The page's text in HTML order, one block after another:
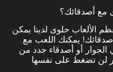
مع أصدقائك؟
الألعاب حلوى لدينا يمكن
يمكنك اللعب مع
أو أصدقاء جدد من
لن تضغط على نفسها